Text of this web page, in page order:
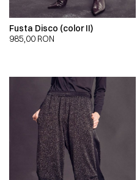
Fusta Disco (color II)
985,00 RON